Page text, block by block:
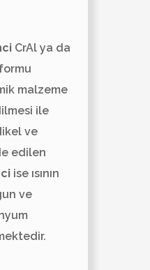
CrAl ya da
malzeme
ile
ve
edilen
ise ısının
ve